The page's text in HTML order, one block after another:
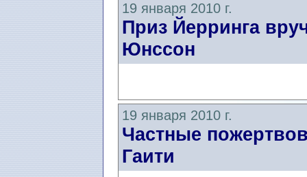
19 января 2010 г.
Приз Йерринга
Юнссон
19 января 2010 г.
Частные
Гаити